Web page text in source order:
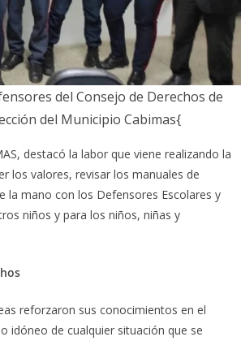
del Consejo de Derechos de
del Municipio Cabimas{
destacó la labor que viene realizando la
los valores, revisar los manuales de
la mano con los Defensores Escolares y
niños y para los niños, niñas y
reforzaron sus conocimientos en el
idóneo de cualquier situación que se